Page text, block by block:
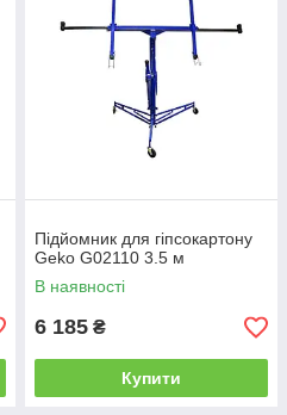
Підйомник для гіпсокартону
Geko G02110 3.5 м
В наявності
6 185 ₴
Купити